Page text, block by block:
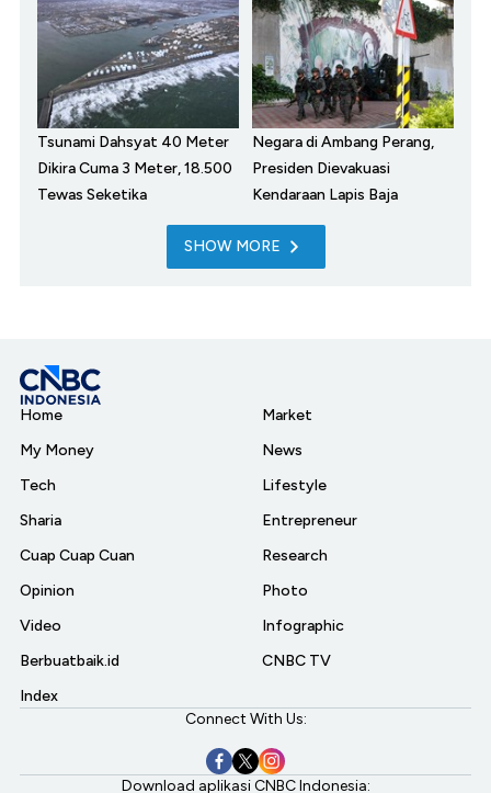
Tsunami Dahsyat 40 Meter
Dikira Cuma 3 Meter, 18.500
Tewas Seketika
Negara di Ambang Perang,
Presiden Dievakuasi
Kendaraan Lapis Baja
SHOW MORE
Home
My Money
Tech
Sharia
Cuap Cuap Cuan
Opinion
Video
Berbuatbaik.id
Index
Market
News
Lifestyle
Entrepreneur
Research
Photo
Infographic
CNBC TV
Connect With Us:
Download aplikasi CNBC Indonesia: